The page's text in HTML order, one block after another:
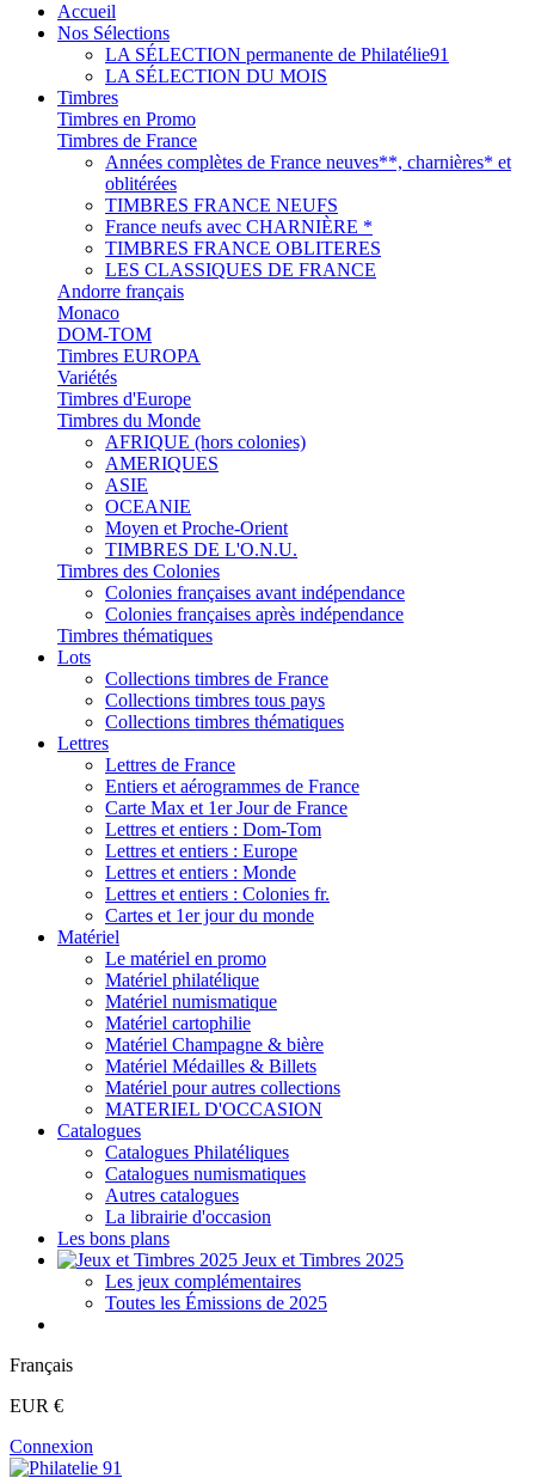
Accueil
Nos Sélections
LA SÉLECTION permanente de Philatélie91
LA SÉLECTION DU MOIS
Timbres
Timbres en Promo
Timbres de France
Années complètes de France neuves**, charnières* et
oblitérées
TIMBRES FRANCE NEUFS
France neufs avec CHARNIÈRE *
TIMBRES FRANCE OBLITERES
LES CLASSIQUES DE FRANCE
Andorre français
Monaco
DOM-TOM
Timbres EUROPA
Variétés
Timbres d'Europe
Timbres du Monde
AFRIQUE (hors colonies)
AMERIQUES
ASIE
OCEANIE
Moyen et Proche-Orient
TIMBRES DE L'O.N.U.
Timbres des Colonies
Colonies françaises avant indépendance
Colonies françaises après indépendance
Timbres thématiques
Lots
Collections timbres de France
Collections timbres tous pays
Collections timbres thématiques
Lettres
Lettres de France
Entiers et aérogrammes de France
Carte Max et 1er Jour de France
Lettres et entiers : Dom-Tom
Lettres et entiers : Europe
Lettres et entiers : Monde
Lettres et entiers : Colonies fr.
Cartes et 1er jour du monde
Matériel
Le matériel en promo
Matériel philatélique
Matériel numismatique
Matériel cartophilie
Matériel Champagne & bière
Matériel Médailles & Billets
Matériel pour autres collections
MATERIEL D'OCCASION
Catalogues
Catalogues Philatéliques
Catalogues numismatiques
Autres catalogues
La librairie d'occasion
Les bons plans
Jeux et Timbres 2025
Les jeux complémentaires
Toutes les Émissions de 2025
Français
EUR €
Connexion